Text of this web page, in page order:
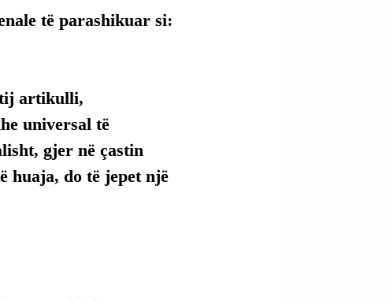
të parashikuar si:
artikulli,
universal të
gjer në çastin
huaja, do të jepet një